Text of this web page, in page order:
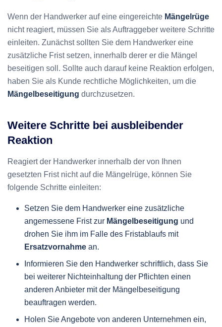
Wenn der Handwerker auf eine eingereichte Mängelrüge
nicht reagiert, müssen Sie als Auftraggeber weitere Schritte
einleiten. Zunächst sollten Sie dem Handwerker eine
zusätzliche Frist setzen, innerhalb derer er die Mängel
beseitigen soll. Sollte auch darauf keine Reaktion erfolgen,
haben Sie als Kunde rechtliche Möglichkeiten, um die
Mängelbeseitigung durchzusetzen.
Weitere Schritte bei ausbleibender
Reaktion
Reagiert der Handwerker innerhalb der von Ihnen
gesetzten Frist nicht auf die Mängelrüge, können Sie
folgende Schritte einleiten:
Setzen Sie dem Handwerker eine zusätzliche
angemessene Frist zur Mängelbeseitigung und
drohen Sie ihm im Falle des Fristablaufs mit
Ersatzvornahme an.
Informieren Sie den Handwerker schriftlich, dass Sie
bei weiterer Nichteinhaltung der Pflichten einen
anderen Anbieter mit der Mängelbeseitigung
beauftragen werden.
Holen Sie Angebote von anderen Unternehmen ein,